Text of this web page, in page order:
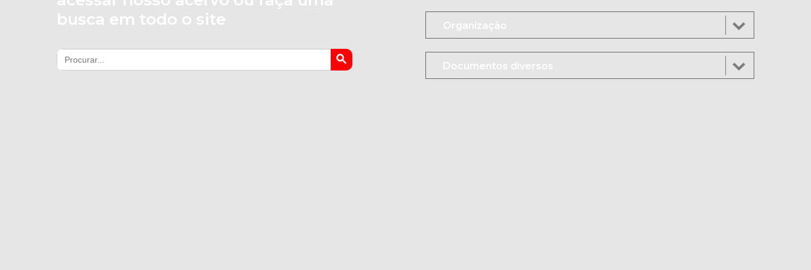
busca em todo o site
Search
for:
Search Button